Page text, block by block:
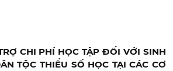
CHI PHÍ HỌC TẬP ĐỐI VỚI SINH
TỘC THIỂU SỐ HỌC TẠI CÁC CƠ